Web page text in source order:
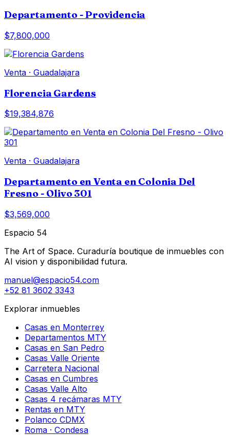
Departamento - Providencia
$7,800,000
Venta · Guadalajara
Florencia Gardens
$19,384,876
Venta · Guadalajara
Departamento en Venta en Colonia Del
Fresno - Olivo 301
$3,569,000
Espacio 54
The Art of Space. Curaduría boutique de inmuebles con
AI vision y disponibilidad futura.
manuel@espacio54.com
+52 81 3602 3343
Explorar inmuebles
Casas en Monterrey
Departamentos MTY
Casas en San Pedro
Casas Valle Oriente
Carretera Nacional
Casas en Cumbres
Casas Valle Alto
Casas 4 recámaras MTY
Rentas en MTY
Polanco CDMX
Roma · Condesa